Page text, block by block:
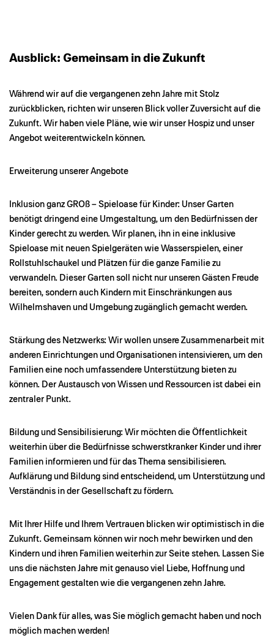
Ausblick: Gemeinsam in die Zukunft
Während wir auf die vergangenen zehn Jahre mit Stolz
zurückblicken, richten wir unseren Blick voller Zuversicht auf die
Zukunft. Wir haben viele Pläne, wie wir unser Hospiz und unser
Angebot weiterentwickeln können.
Erweiterung unserer Angebote
Inklusion ganz GROß – Spieloase für Kinder: Unser Garten
benötigt dringend eine Umgestaltung, um den Bedürfnissen der
Kinder gerecht zu werden. Wir planen, ihn in eine inklusive
Spieloase mit neuen Spielgeräten wie Wasserspielen, einer
Rollstuhlschaukel und Plätzen für die ganze Familie zu
verwandeln. Dieser Garten soll nicht nur unseren Gästen Freude
bereiten, sondern auch Kindern mit Einschränkungen aus
Wilhelmshaven und Umgebung zugänglich gemacht werden.
Stärkung des Netzwerks: Wir wollen unsere Zusammenarbeit mit
anderen Einrichtungen und Organisationen intensivieren, um den
Familien eine noch umfassendere Unterstützung bieten zu
können. Der Austausch von Wissen und Ressourcen ist dabei ein
zentraler Punkt.
Bildung und Sensibilisierung: Wir möchten die Öffentlichkeit
weiterhin über die Bedürfnisse schwerstkranker Kinder und ihrer
Familien informieren und für das Thema sensibilisieren.
Aufklärung und Bildung sind entscheidend, um Unterstützung und
Verständnis in der Gesellschaft zu fördern.
Mit Ihrer Hilfe und Ihrem Vertrauen blicken wir optimistisch in die
Zukunft. Gemeinsam können wir noch mehr bewirken und den
Kindern und ihren Familien weiterhin zur Seite stehen. Lassen Sie
uns die nächsten Jahre mit genauso viel Liebe, Hoffnung und
Engagement gestalten wie die vergangenen zehn Jahre.
Vielen Dank für alles, was Sie möglich gemacht haben und noch
möglich machen werden!